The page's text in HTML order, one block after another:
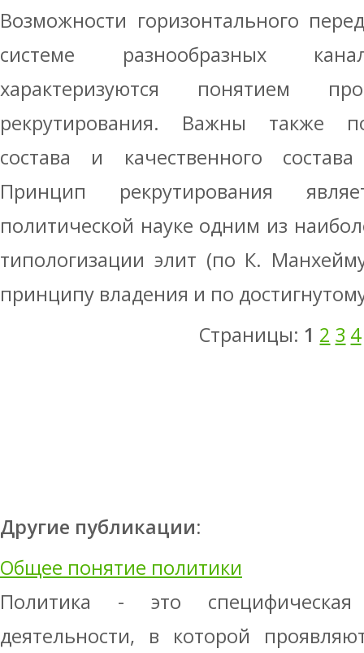
Возможности горизонтального
системе разнообразных
характеризуются понятием
рекрутирования. Важны также
состава и качественного
Принцип рекрутирования
политической науке одним из
типологизации элит (по К.
принципу владения и по
Страницы: 1 2 3 4
Другие публикации:
Общее понятие политики
Политика - это специфическая
деятельности, в которой